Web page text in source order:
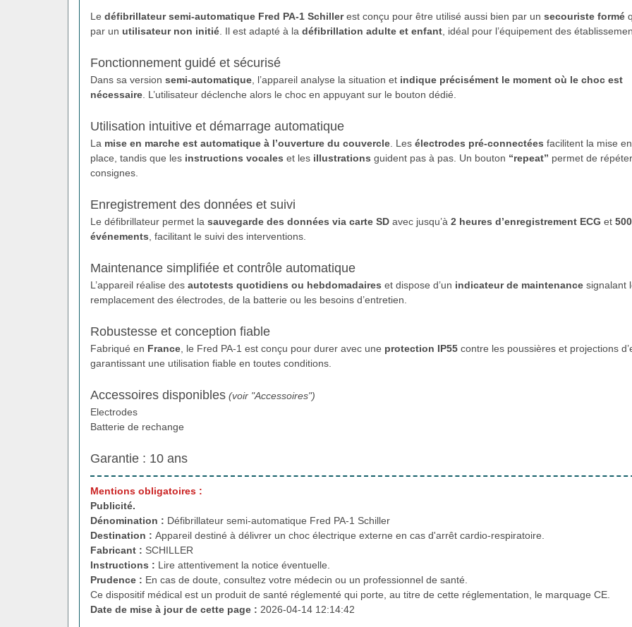
Le défibrillateur semi-automatique Fred PA-1 Schillerest conçu pour être utilisé aussi bien par un secouriste formé
par un utilisateur non initié . Il est adapté à la défibrillation adulte et enfant , idéal pour l’équipement des
Fonctionnement guidé et sécurisé
Dans sa version semi-automatique , l’appareil analyse la situation et indique précisément le moment où le choc est
nécessaire . L’utilisateur déclenche alors le choc en appuyant sur le bouton dédié.
Utilisation intuitive et démarrage automatique
La mise en marche est automatique à l’ouverture du couvercle . Les électrodes pré-connectées facilitent la mise en
place, tandis que les instructions vocales et les illustrations guident pas à pas. Un bouton “repeat” permet de
consignes.
Enregistrement des données et suivi
Le défibrillateur permet la sauvegarde des données via carte SD avec jusqu’à 2 heures d’enregistrement ECG et 500
événements , facilitant le suivi des interventions.
Maintenance simplifiée et contrôle automatique
L’appareil réalise des autotests quotidiens ou hebdomadaires et dispose d’un indicateur de maintenance signalant
remplacement des électrodes, de la batterie ou les besoins d’entretien.
Robustesse et conception fiable
Fabriqué en France , le Fred PA-1 est conçu pour durer avec une protection IP55 contre les poussières et projections
garantissant une utilisation fiable en toutes conditions.
Accessoires disponibles (voir "Accessoires")
Electrodes
Batterie de rechange
Garantie : 10 ans
Mentions obligatoires :
Publicité.
Dénomination : Défibrillateur semi-automatique Fred PA-1 Schiller
Destination : Appareil destiné à délivrer un choc électrique externe en cas d'arrêt cardio-respiratoire.
Fabricant : SCHILLER
Instructions : Lire attentivement la notice éventuelle.
Prudence : En cas de doute, consultez votre médecin ou un professionnel de santé.
Ce dispositif médical est un produit de santé réglementé qui porte, au titre de cette réglementation, le marquage CE.
Date de mise à jour de cette page : 2026-04-14 12:14:42